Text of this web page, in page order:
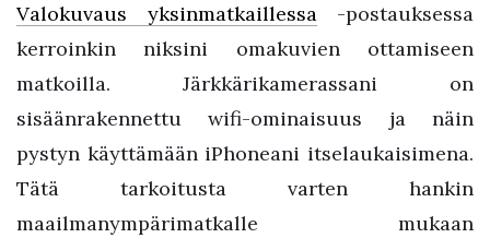
Valokuvaus yksinmatkaillessa-postauksessa
kerroinkin niksini omakuvien ottamiseen
matkoilla. Järkkärikamerassani on
sisäänrakennettu wifi-ominaisuus ja näin
pystyn käyttämään iPhoneani itselaukaisimena.
Tätä tarkoitusta varten hankin
maailmanympärimatkalle mukaan